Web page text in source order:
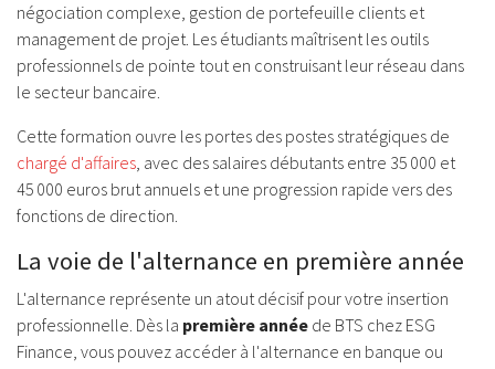
négociation complexe, gestion de portefeuille clients et
management de projet. Les étudiants maîtrisent les outils
professionnels de pointe tout en construisant leur réseau dans
le secteur bancaire.
Cette formation ouvre les portes des postes stratégiques de
chargé d'affaires, avec des salaires débutants entre 35 000 et
45 000 euros brut annuels et une progression rapide vers des
fonctions de direction.
La voie de l'alternance en première année
L'alternance représente un atout décisif pour votre insertion
professionnelle. Dès la première année de BTS chez ESG
Finance, vous pouvez accéder à l'alternance en banque ou